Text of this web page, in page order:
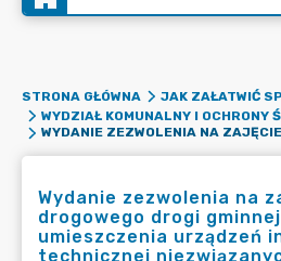
STRONA GŁÓWNA
JAK ZAŁATWIĆ
WYDZIAŁ KOMUNALNY I OCHRONY
Wydanie zezwolenia na
drogowego drogi
umieszczenia urządzeń
technicznej